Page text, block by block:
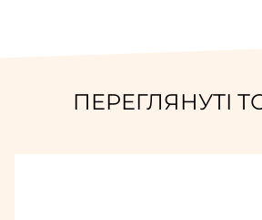
ПЕРЕГЛЯНУТІ